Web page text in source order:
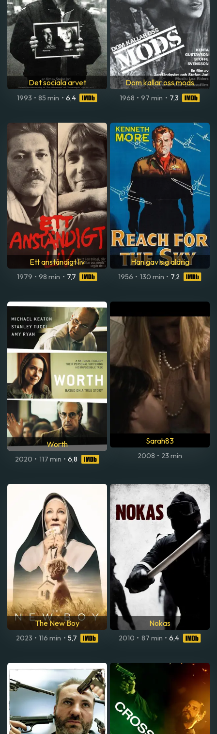
Det sociala arvet
1993 • 85 min • 6,4
Dom kallar oss mods
1968 • 97 min • 7,3
Ett anständigt liv
1979 • 98 min • 7,7
Han gav sig aldrig
1956 • 130 min • 7,2
Worth
2020 • 117 min • 6,8
Sarah83
2008 • 23 min
The New Boy
2023 • 116 min • 5,7
Nokas
2010 • 87 min • 6,4